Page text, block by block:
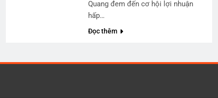
Quang đem đến cơ hội lợi nhuận
hấp…
Đọc thêm